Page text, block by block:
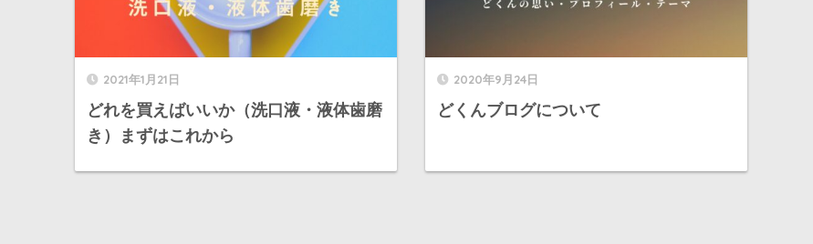
2021年1月21日
どれを買えばいいか（洗口液・液体歯磨
き）まずはこれから
2020年9月24日
どくんブログについて